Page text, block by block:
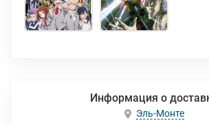
Информация о
Эль-Монте